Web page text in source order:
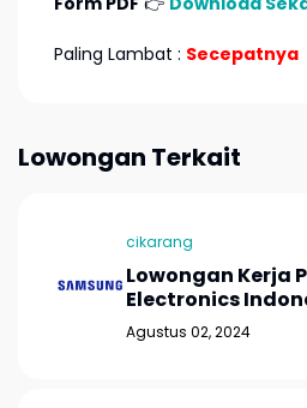
Paling Lambat : Secepatnya
Lowongan Terkait
cikarang
Lowongan Kerja
Electronics
Agustus 02, 2024